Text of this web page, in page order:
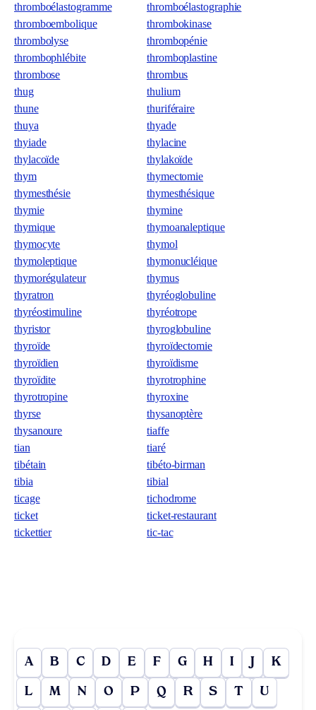
thromboélastogramme
thromboélastographie
thromboembolique
thrombokinase
thrombolyse
thrombopénie
thrombophlébite
thromboplastine
thrombose
thrombus
thug
thulium
thune
thuriféraire
thuya
thyade
thyiade
thylacine
thylacoïde
thylakoïde
thym
thymectomie
thymesthésie
thymesthésique
thymie
thymine
thymique
thymoanaleptique
thymocyte
thymol
thymoleptique
thymonucléique
thymorégulateur
thymus
thyratron
thyréoglobuline
thyréostimuline
thyréotrope
thyristor
thyroglobuline
thyroïde
thyroïdectomie
thyroïdien
thyroïdisme
thyroïdite
thyrotrophine
thyrotropine
thyroxine
thyrse
thysanoptère
thysanoure
tiaffe
tian
tiaré
tibétain
tibéto-birman
tibia
tibial
ticage
tichodrome
ticket
ticket-restaurant
tickettier
tic-tac
A B C D E F G H I J K
L M N O P Q R S T U